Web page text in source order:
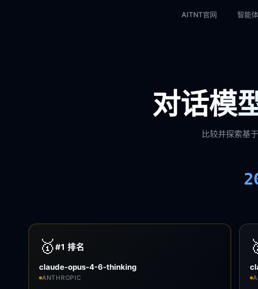
AITNT官网 智能体
对话模
比较并探索基
🥇 #1排名
claude-opus-4-6-thinking
ANTHROPIC